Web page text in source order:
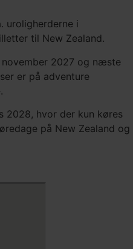
uroligherderne i
til New Zealand.
2027 og næste
er på adventure
2028, hvor der kun køres
på New Zealand og